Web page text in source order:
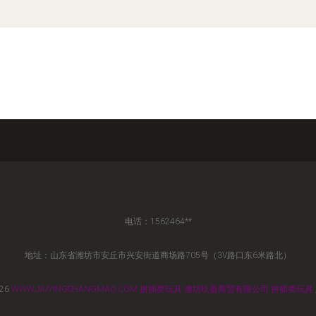
电话：1562464**
地址：山东省潍坊市安丘市兴安街道商场路705号（3V路口东6米路北）
WWW.JIUYINGSHANGMAO.COM 拼插类玩具 潍坊玖盈商贸有限公司 拼插类玩具